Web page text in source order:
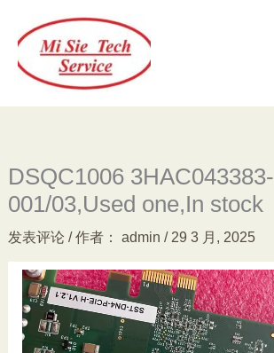
DSQC1006 3HAC043383-
001/03,Used one,In stock
发表评论 / 作者： admin / 29 3 月, 2025